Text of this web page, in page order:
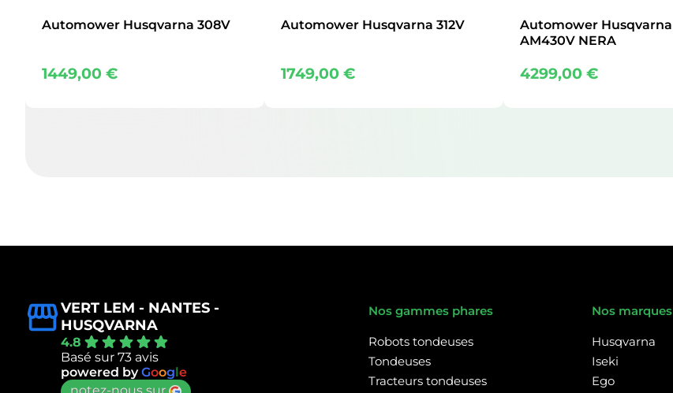
Automower Husqvarna 308V
1449,00€
Automower Husqvarna 312V
1749,00€
Automower Husqvarna
AM430V NERA
4299,00€
VERT LEM - NANTES -
HUSQVARNA
4.8
Basé sur 73 avis
powered byGoogle
Nos gammes phares
Robots tondeuses
Tondeuses
Tracteurs tondeuses
Nos marques
Husqvarna
Iseki
Ego